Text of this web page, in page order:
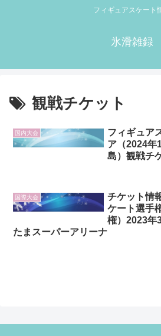
フィギュアスケート
氷滑雑録
観戦チケット
国内大会
フィギュア
ア（2024年
島）観戦チ
国際大会
チケット情
ケート選手
権）2023年
たまスーパーアリーナ